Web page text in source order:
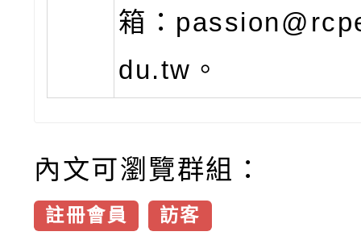
箱：
du.tw。
內文可瀏覽群組：
註冊會員 訪客